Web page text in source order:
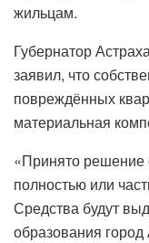
жильцам.
Губернатор
заявил, что
повреждённых
материальная
«Принято решение
полностью или
Средства будут
образования